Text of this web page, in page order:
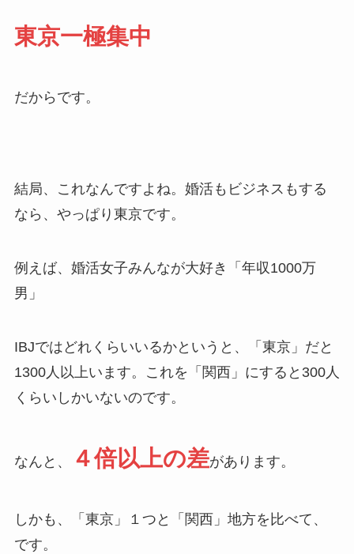
東京一極集中
だからです。
結局、これなんですよね。婚活もビジネスもする
なら、やっぱり東京です。
例えば、婚活女子みんなが大好き「年収1000万
男」
IBJではどれくらいいるかというと、「東京」だと
1300人以上います。これを「関西」にすると300人
くらいしかいないのです。
なんと、 ４倍以上の差があります。
しかも、「東京」１つと「関西」地方を比べて、
です。